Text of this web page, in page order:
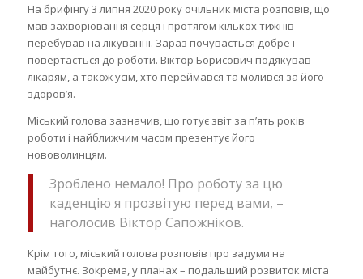
На брифінгу 3 липня 2020 року очільник міста розповів, що
мав захворювання серця і протягом кількох тижнів
перебував на лікуванні. Зараз почувається добре і
повертається до роботи. Віктор Борисович подякував
лікарям, а також усім, хто переймався та молився за його
здоров’я.
Міський голова зазначив, що готує звіт за п’ять років
роботи і найближчим часом презентує його
нововолинцям.
Зроблено немало! Про роботу за цю
каденцію я прозвітую перед вами, –
наголосив Віктор Сапожніков.
Крім того, міський голова розповів про задуми на
майбутнє. Зокрема, у планах – подальший розвиток міста